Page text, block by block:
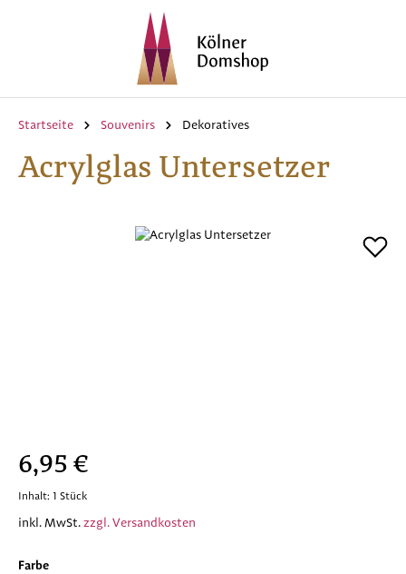
Zum Hauptinhalt springen
Startseite Souvenirs Dekoratives
Acrylglas Untersetzer
Bildergalerie überspringen
Regulärer Preis:
6,95 €
Inhalt: 1 Stück
inkl. MwSt.zzgl. Versandkosten
Farbeauswählen